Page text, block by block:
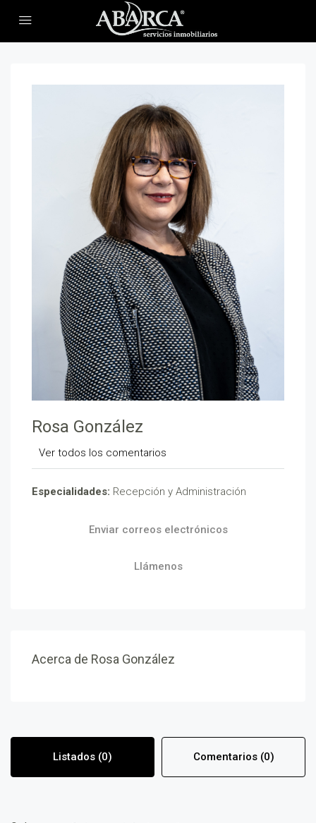
Rosa González
Ver todos los comentarios
Especialidades: Recepción y Administración
Enviar correos electrónicos
Llámenos
Acerca de Rosa González
Listados (0) Comentarios (0)